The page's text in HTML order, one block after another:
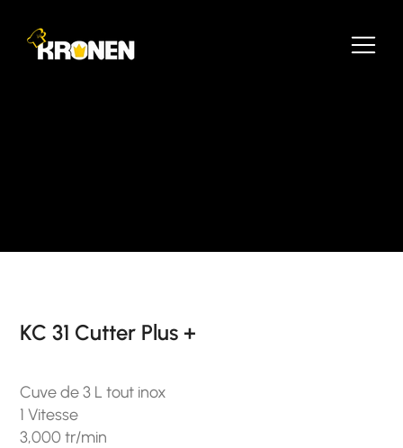
KC 31 Cutter Plus +
Cuve de 3 L tout inox
1 Vitesse
3,000 tr/min